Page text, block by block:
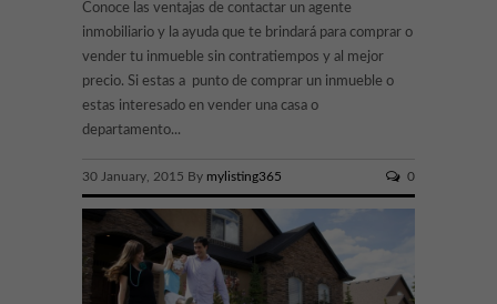
Conoce las ventajas de contactar un agente
inmobiliario y la ayuda que te brindará para comprar o
vender tu inmueble sin contratiempos y al mejor
precio. Si estas a punto de comprar un inmueble o
estas interesado en vender una casa o
departamento...
30 January, 2015 By mylisting365 0